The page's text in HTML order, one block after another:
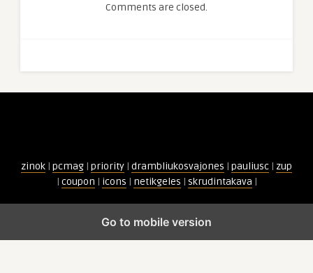
Comments are closed.
zinok | pcmag | priority | drambliukosvajones | pauliusc | zup
| coupon | icons | netikgeles | skrudintakava |
Go to mobile version